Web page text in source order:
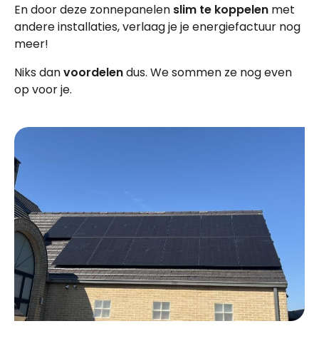
En door deze zonnepanelen slim te koppelen met
andere installaties, verlaag je je energiefactuur nog
meer!
Niks danvoordelendus. We sommen ze nog even
op voor je.